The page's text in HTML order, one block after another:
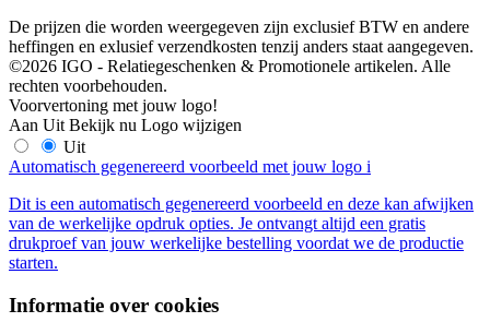
De prijzen die worden weergegeven zijn exclusief BTW en andere
heffingen en exlusief verzendkosten tenzij anders staat aangegeven.
©2026 IGO - Relatiegeschenken & Promotionele artikelen. Alle
rechten voorbehouden.
Voorvertoning met jouw logo!
Aan Uit Bekijk nu Logo wijzigen
Uit
Automatisch gegenereerd voorbeeld met jouw logo i
Dit is een automatisch gegenereerd voorbeeld en deze kan afwijken
van de werkelijke opdruk opties. Je ontvangt altijd een gratis
drukproef van jouw werkelijke bestelling voordat we de productie
starten.
Informatie over cookies